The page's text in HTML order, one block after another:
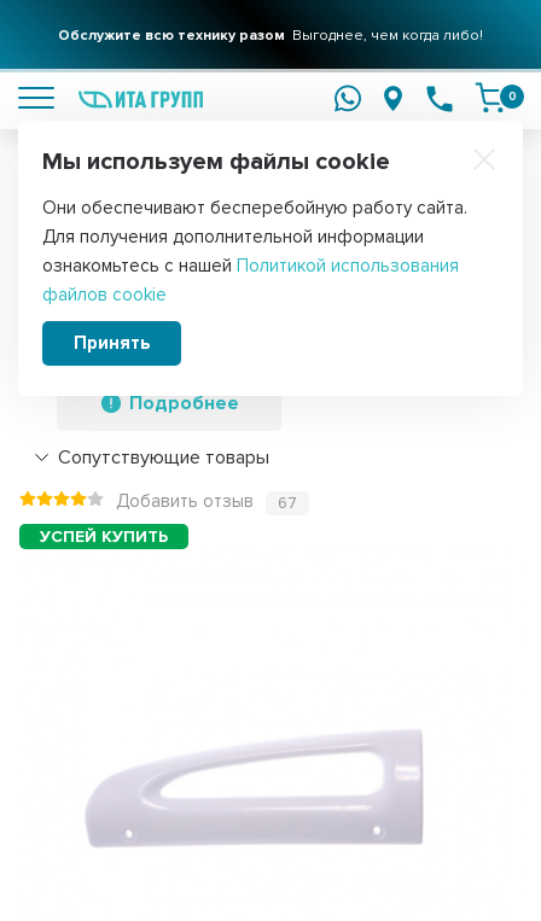
Обслужите всю технику разом Выгоднее, чем когда либо!
0
Главная Запчасти для холодильников Ручки дверей
Ручка дверцы для холодильника
Indesit, Stinol верхняя, C00857150,
857150
Подробнее
Сопутствующие товары
Добавить отзыв 67
Мы используем файлы cookie
Они обеспечивают бесперебойную работу сайта.
Для получения дополнительной информации
ознакомьтесь с нашей Политикой использования
файлов cookie
Принять